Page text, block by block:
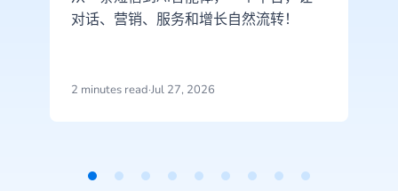
对话、营销、服务和增长自然流转！
2 minutes read·Jul 27, 2026